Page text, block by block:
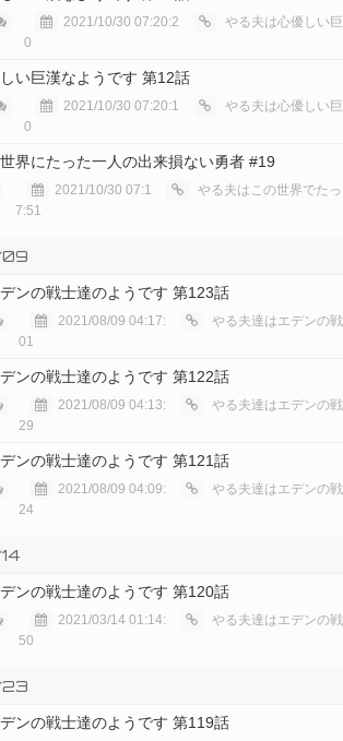
2021/10/30 07:20:2
0
やる夫は心優しい巨漢
い巨漢なようです 第12話
2021/10/30 07:20:1
0
やる夫は心優しい巨漢
界にたった一人の出来損ない勇者 #19
2021/10/30 07:1
7:51
やる夫はこの世界でたった一人
ンの戦士達のようです 第123話
2021/08/09 04:17:
01
やる夫達はエデンの戦士
ンの戦士達のようです 第122話
2021/08/09 04:13:
29
やる夫達はエデンの戦士
ンの戦士達のようです 第121話
2021/08/09 04:09:
24
やる夫達はエデンの戦士
ンの戦士達のようです 第120話
2021/03/14 01:14:
50
やる夫達はエデンの戦士
ンの戦士達のようです 第119話